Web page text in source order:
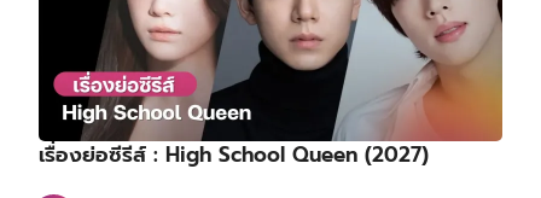
เรื่องย่อซีรีส์ : High School Queen (2027)